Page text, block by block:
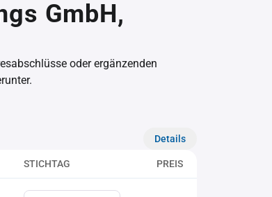
GmbH,
oder ergänzenden
Details
STICHTAG PREIS